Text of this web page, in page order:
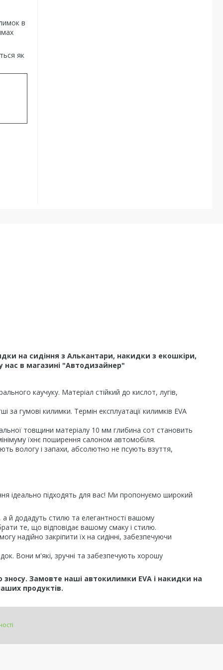
в
як
на сидіння з Алькантари, накидки з екошкіри,
нас в магазині "Автодизайнер"
каучуку. Матеріал стійкий до кислот, лугів,
гумові килимки. Термін експлуатації килимків EVA
товщини матеріалу 10 мм глибина сот становить
їхнє поширення салоном автомобіля.
вологу і запахи, абсолютно не псують взуття,
ідеально підходять для вас! Ми пропонуємо широкий
а й додадуть стилю та елегантності вашому
те, що відповідає вашому смаку і стилю.
надійно закріпити їх на сидінні, забезпечуючи
Вони м'які, зручні та забезпечують хорошу
Замовте наші автокилимки EVA і накидки на
продуктів.